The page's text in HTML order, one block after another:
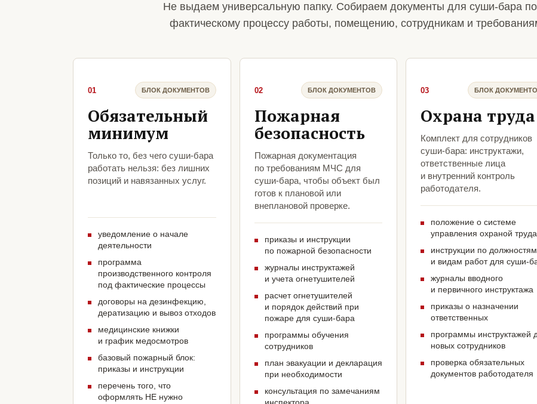
Не выдаем универсальную папку. Собираем документы для суши-бара
фактическому процессу работы, помещению, сотрудникам и
01 БЛОК ДОКУМЕНТОВ
Обязательный
минимум
Только то, без чего суши-бара
работать нельзя: без лишних
позиций и навязанных услуг.
уведомление о начале
деятельности
программа
производственного контроля
под фактические процессы
договоры на дезинфекцию,
дератизацию и вывоз отходов
медицинские книжки
и график медосмотров
базовый пожарный блок:
приказы и инструкции
перечень того, что
оформлять НЕ нужно
02 БЛОК ДОКУМЕНТОВ
Пожарная
безопасность
Пожарная документация
по требованиям МЧС для
суши-бара, чтобы объект был
готов к плановой или
внеплановой проверке.
приказы и инструкции
по пожарной безопасности
журналы инструктажей
и учета огнетушителей
расчет огнетушителей
и порядок действий при
пожаре для суши-бара
программы обучения
сотрудников
план эвакуации и декларация
при необходимости
консультация по замечаниям
03 БЛОК
Охрана труда
Комплект для сотрудников
суши-бара: инструктажи,
ответственные лица
и внутренний контроль
работодателя.
положение о системе
управления охраной труда
инструкции по должностям
и видам работ для суши-
журналы вводного
и первичного инструктажа
приказы о назначении
ответственных
программы инструктажей
новых сотрудников
проверка обязательных
документов работодателя